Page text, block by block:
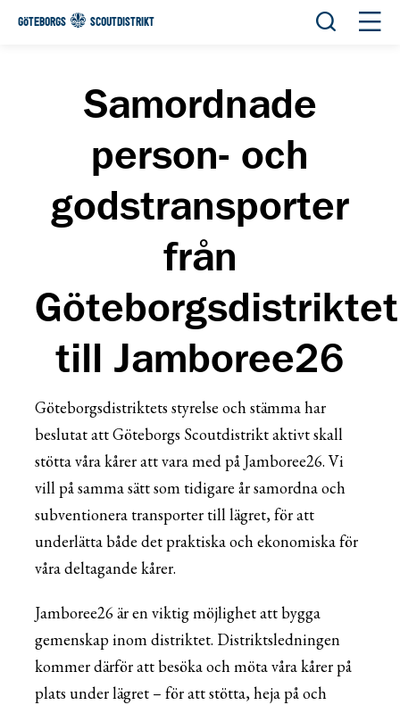
GÖTEBORGS SCOUTDISTRIKT Öppna
Samordnade
person- och
godstransporter
från
Göteborgsdistriktet
till Jamboree26
Göteborgsdistriktets styrelse och stämma har
beslutat att Göteborgs Scoutdistrikt aktivt skall
stötta våra kårer att vara med på Jamboree26. Vi
vill på samma sätt som tidigare år samordna och
subventionera transporter till lägret, för att
underlätta både det praktiska och ekonomiska för
våra deltagande kårer.
Jamboree26 är en viktig möjlighet att bygga
gemenskap inom distriktet. Distriktsledningen
kommer därför att besöka och möta våra kårer på
plats under lägret – för att stötta, heja på och